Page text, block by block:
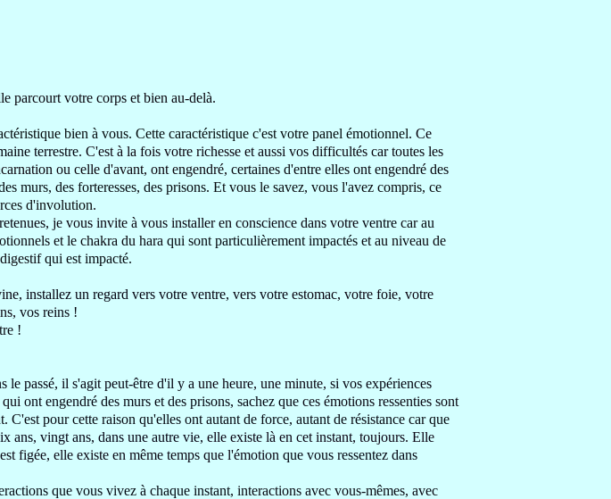
parcourt votre corps et bien au-delà.
bien à vous. Cette caractéristique c'est votre panel émotionnel. Ce
terrestre. C'est à la fois votre richesse et aussi vos difficultés car toutes les
ou celle d'avant, ont engendré, certaines d'entre elles ont engendré des
murs, des forteresses, des prisons. Et vous le savez, vous l'avez compris, ce
d'involution.
retenues, je vous invite à vous installer en conscience dans votre ventre carau
et le chakra du hara qui sont particulièrement impactés et au niveau de
qui est impacté.
installez un regard vers votre ventre, vers votre estomac, votre foie, votre
vos reins !
!
le passé, il s'agit peut-être d'il y a une heure, une minute, si vos expériences
qui ont engendré des murs et des prisons, sachez que ces émotions ressenties sont
. C'est pour cette raison qu'elles ont autant de force, autant de résistance car que
ans, vingt ans, dans une autre vie, elle existe là en cet instant, toujours. Elle
figée, elle existe en même temps que l'émotion que vous ressentez dans
que vous vivez à chaque instant, interactions avec vous-mêmes, avec